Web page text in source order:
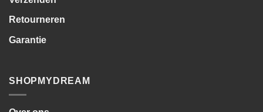
Retourneren
Garantie
SHOPMYDREAM